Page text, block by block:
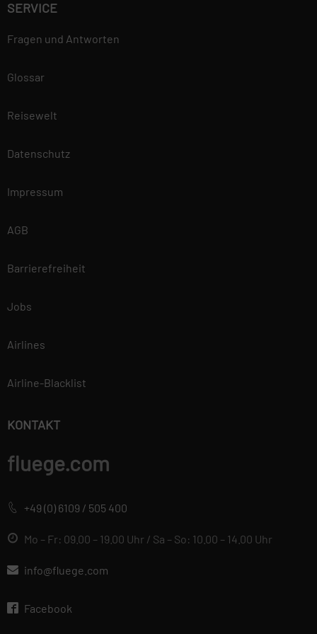
SERVICE
Fragen und Antworten
Glossar
Reisewelt
Datenschutz
Impressum
AGB
Barrierefreiheit
Jobs
Airlines
Airline-Blacklist
KONTAKT
fluege.com
+49 (0) 6109 / 505 400
Mo – Fr: 09.00 – 19.00 Uhr / Sa – So: 10.00 – 14.00 Uhr
info@fluege.com
Facebook